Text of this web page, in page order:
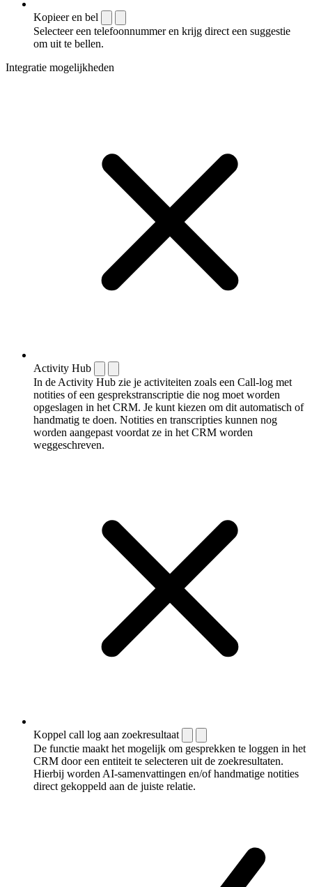
Kopieer en bel
Selecteer een telefoonnummer en krijg direct een suggestie
om uit te bellen.
Integratie mogelijkheden
Activity Hub
In de Activity Hub zie je activiteiten zoals een Call-log met
notities of een gespreks­transcriptie die nog moet worden
opgeslagen in het CRM. Je kunt kiezen om dit automatisch of
handmatig te doen. Notities en transcripties kunnen nog
worden aangepast voordat ze in het CRM worden
weggeschreven.
Koppel call log aan zoekresultaat
De functie maakt het mogelijk om gesprekken te loggen in het
CRM door een entiteit te selecteren uit de zoekresultaten.
Hierbij worden AI-samenvattingen en/of handmatige notities
direct gekoppeld aan de juiste relatie.